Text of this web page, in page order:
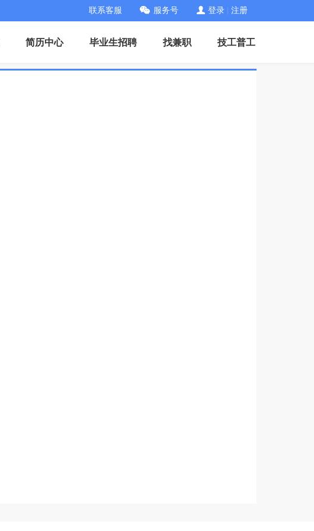
联系客服 服务号 登录 注册
简历中心 毕业生招聘 找兼职 技工普工